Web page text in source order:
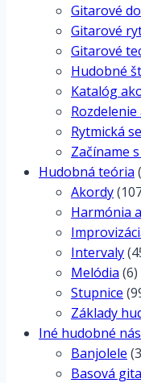
Gitarové
Gitarové
Gitarové
Hudobné
Katalóg
Rytmická
Začíname
Hudobná teória
Akordy
Harmónia
Intervaly
Melódia (6)
Stupnice
Základy
Iné hudobné
Banjolele
Basová